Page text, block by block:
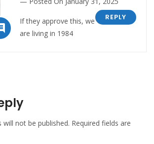
REPLY
If they approve this, we
are living in 1984
will not be published. Required fields are